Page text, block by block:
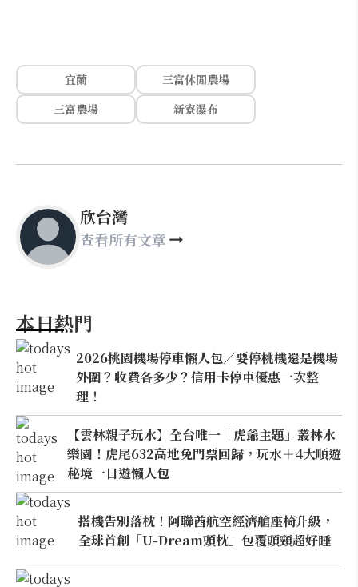
宜蘭
三富休閒農場
三富農場
新寮瀑布
欣台灣
查看所有文章
本日熱門
2026桃園機場停車懶人包／要停桃機還是機場
外圍？收費各多少？信用卡停車優惠一次整
理！
【雲林親子玩水】全台唯一「虎爺主題」叢林水
樂園！虎尾632高地免門票回歸，玩水＋4大順遊
秘境一日遊懶人包
搭機告別落枕！阿聯酋航空經濟艙座椅升級，
全球首創「U-Dream頭枕」包覆頭頸超好睡